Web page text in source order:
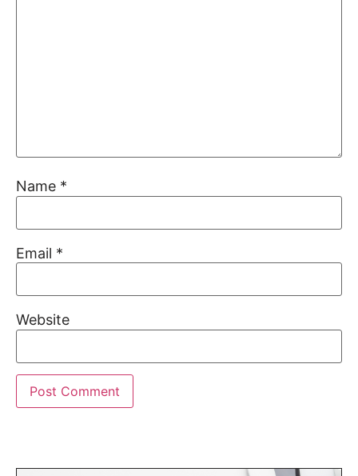
Name *
Email *
Website